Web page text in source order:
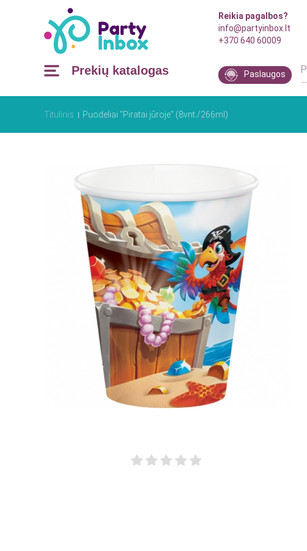
Reikia pagalbos?
info@partyinbox.lt
+370 640 60009
Prekių katalogas Paslaugos
Titulinis Puodeliai "Piratai jūroje" (8vnt./266ml)